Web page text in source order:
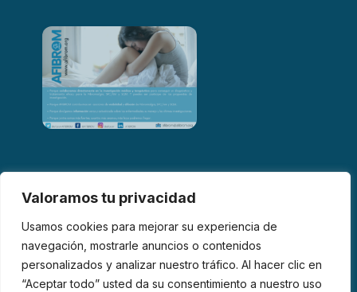
Valoramos tu privacidad
Usamos cookies para mejorar su experiencia de
navegación, mostrarle anuncios o contenidos
personalizados y analizar nuestro tráfico. Al hacer clic en
“Aceptar todo” usted da su consentimiento a nuestro uso
© 2026 AFIBROM. Todos los derechos reservados.